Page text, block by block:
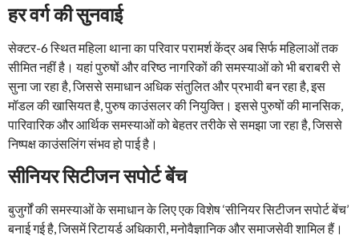
हर वर्ग की सुनवाई
सेक्टर-6 स्थित महिला थाना का परिवार परामर्श केंद्र अब सिर्फ महिलाओं तक
सीमित नहीं है। यहां पुरुषों और वरिष्ठ नागरिकों की समस्याओं को भी बराबरी से
सुना जा रहा है, जिससे समाधान अधिक संतुलित और प्रभावी बन रहा है, इस
मॉडल की खासियत है, पुरुष काउंसलर की नियुक्ति। इससे पुरुषों की मानसिक,
पारिवारिक और आर्थिक समस्याओं को बेहतर तरीके से समझा जा रहा है, जिससे
निष्पक्ष काउंसलिंग संभव हो पाई है।
सीनियर सिटीजन सपोर्ट बेंच
बुजुर्गों की समस्याओं के समाधान के लिए एक विशेष ‘सीनियर सिटीजन सपोर्ट बेंच’
बनाई गई है, जिसमें रिटायर्ड अधिकारी, मनोवैज्ञानिक और समाजसेवी शामिल हैं।